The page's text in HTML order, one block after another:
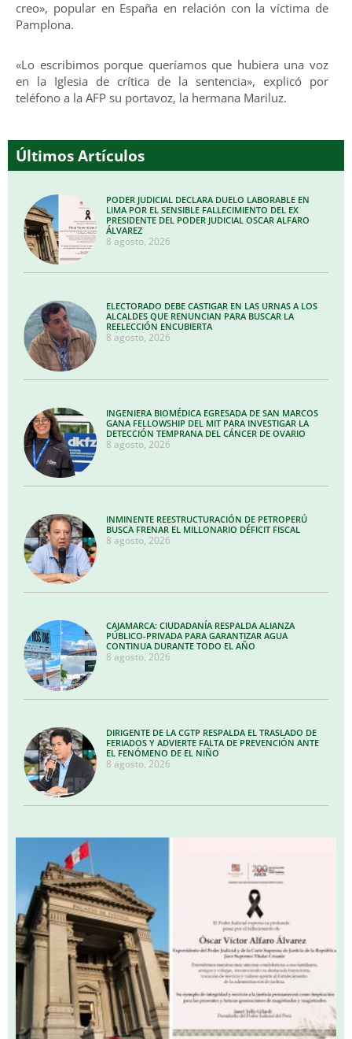
creo», popular en España en relación con la víctima de
Pamplona.
«Lo escribimos porque queríamos que hubiera una voz
en la Iglesia de crítica de la sentencia», explicó por
teléfono a la AFP su portavoz, la hermana Mariluz.
Últimos Artículos
PODER JUDICIAL DECLARA DUELO LABORABLE EN
LIMA POR EL SENSIBLE FALLECIMIENTO DEL EX
PRESIDENTE DEL PODER JUDICIAL OSCAR ALFARO
ÁLVAREZ
8 agosto, 2026
ELECTORADO DEBE CASTIGAR EN LAS URNAS A LOS
ALCALDES QUE RENUNCIAN PARA BUSCAR LA
REELECCIÓN ENCUBIERTA
8 agosto, 2026
INGENIERA BIOMÉDICA EGRESADA DE SAN MARCOS
GANA FELLOWSHIP DEL MIT PARA INVESTIGAR LA
DETECCIÓN TEMPRANA DEL CÁNCER DE OVARIO
8 agosto, 2026
INMINENTE REESTRUCTURACIÓN DE PETROPERÚ
BUSCA FRENAR EL MILLONARIO DÉFICIT FISCAL
8 agosto, 2026
CAJAMARCA: CIUDADANÍA RESPALDA ALIANZA
PÚBLICO-PRIVADA PARA GARANTIZAR AGUA
CONTINUA DURANTE TODO EL AÑO
8 agosto, 2026
DIRIGENTE DE LA CGTP RESPALDA EL TRASLADO DE
FERIADOS Y ADVIERTE FALTA DE PREVENCIÓN ANTE
EL FENÓMENO DE EL NIÑO
8 agosto, 2026